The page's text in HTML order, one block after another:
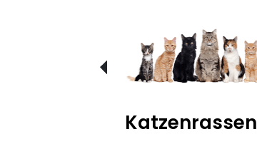
Katzenrassen